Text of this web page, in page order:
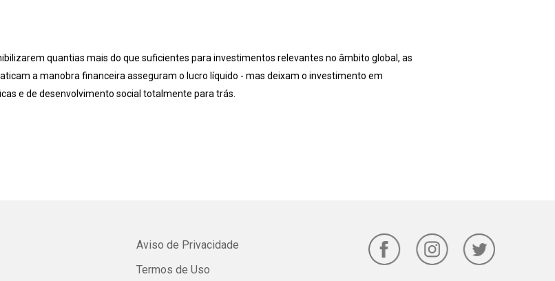
quantias mais do que suficientes para investimentos relevantes no âmbito global, as
a manobra financeira asseguram o lucro líquido - mas deixam o investimento em
e de desenvolvimento social totalmente para trás.
Aviso de Privacidade
Termos de Uso